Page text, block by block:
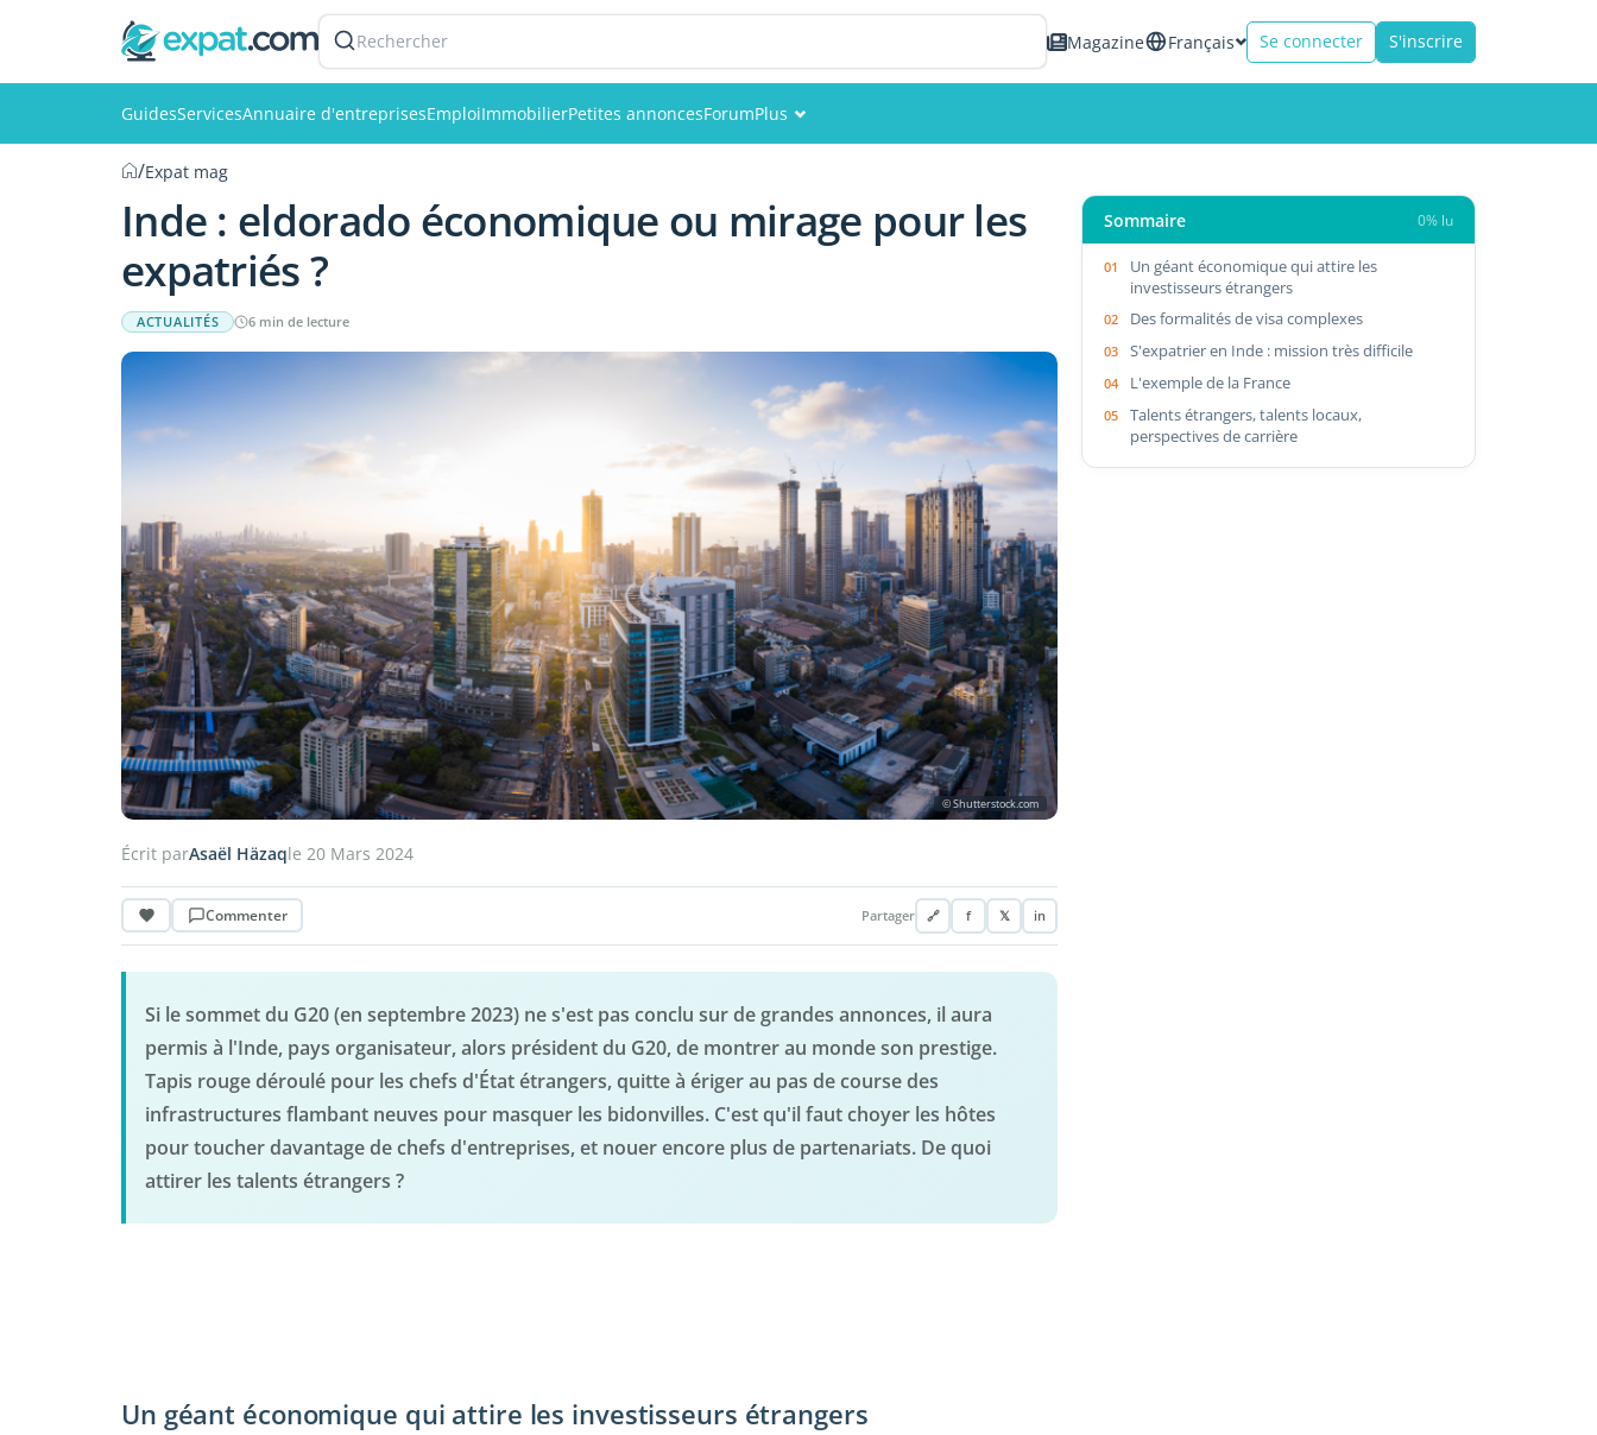
Rechercher Magazine Français Se connecter S'inscrire
GuidesServicesAnnuaire d'entreprisesEmploiImmobilierPetites annoncesForumPlus
Membres
/Expat mag
Inde : eldorado économique ou mirage pour les
expatriés ?
ACTUALITÉS 6 min de lecture
© Shutterstock.com
Écrit parAsaël Häzaqle 20 Mars 2024
Commenter Partager 🔗 f 𝕏 in
Si le sommet du G20 (en septembre 2023) ne s'est pas conclu sur de grandes annonces, il aura
permis à l'Inde, pays organisateur, alors président du G20, de montrer au monde son prestige.
Tapis rouge déroulé pour les chefs d'État étrangers, quitte à ériger au pas de course des
infrastructures flambant neuves pour masquer les bidonvilles. C'est qu'il faut choyer les hôtes
pour toucher davantage de chefs d'entreprises, et nouer encore plus de partenariats. De quoi
attirer les talents étrangers ?
Un géant économique qui attire les investisseurs étrangers
Sommaire 0% lu
Un géant économique qui attire les
investisseurs étrangers
Des formalités de visa complexes
S'expatrier en Inde : mission très difficile
L'exemple de la France
Talents étrangers, talents locaux,
perspectives de carrière